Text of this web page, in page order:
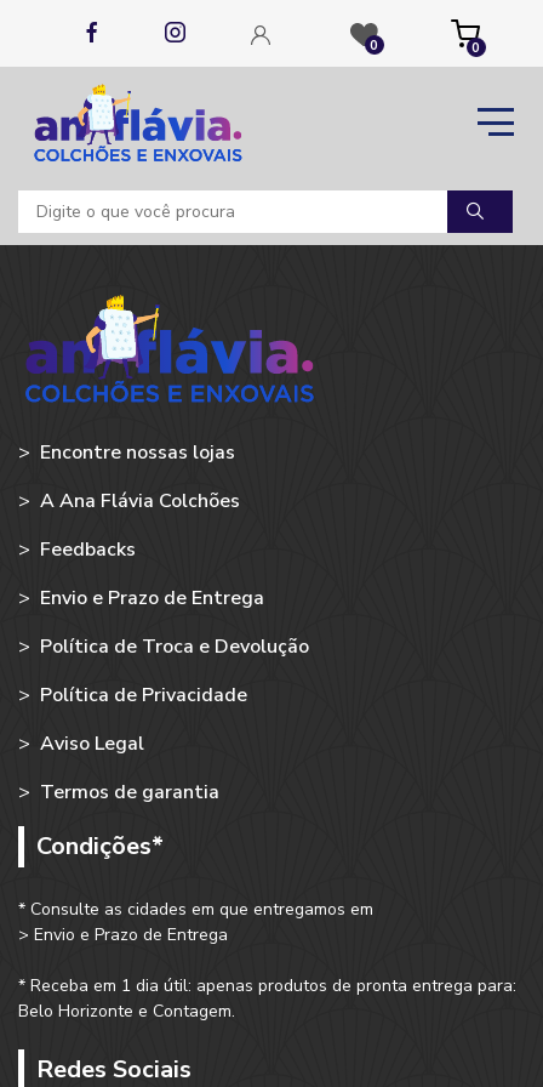
0 0
> Encontre nossas lojas
> A Ana Flávia Colchões
> Feedbacks
> Envio e Prazo de Entrega
> Política de Troca e Devolução
> Política de Privacidade
> Aviso Legal
> Termos de garantia
Condições*
* Consulte as cidades em que entregamos em
> Envio e Prazo de Entrega
* Receba em 1 dia útil: apenas produtos de pronta entrega para:
Belo Horizonte e Contagem.
Redes Sociais